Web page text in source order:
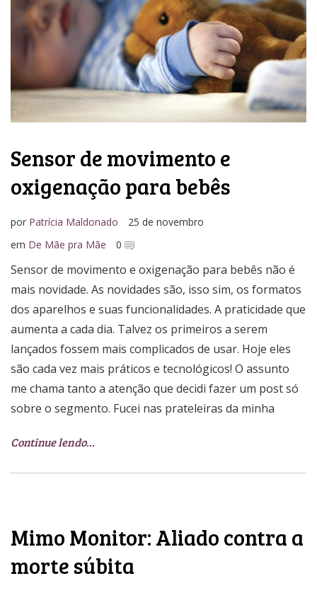
Media Kit
Sensor de movimento e
oxigenação para bebês
por Patrícia Maldonado
25 de novembro
em De Mãe pra Mãe 0
Sensor de movimento e oxigenação para bebês não é
mais novidade. As novidades são, isso sim, os formatos
dos aparelhos e suas funcionalidades. A praticidade que
aumenta a cada dia. Talvez os primeiros a serem
lançados fossem mais complicados de usar. Hoje eles
são cada vez mais práticos e tecnológicos! O assunto
me chama tanto a atenção que decidi fazer um post só
sobre o segmento. Fucei nas prateleiras da minha
Continue lendo…
Mimo Monitor: Aliado contra a
morte súbita